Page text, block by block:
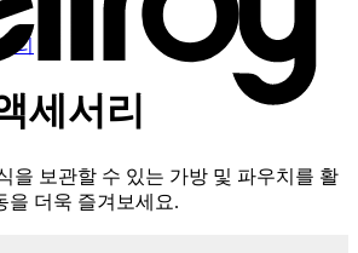
리
세서리
을 보관할 수 있는 가방 및 파우치를 활
을 더욱 즐겨보세요.